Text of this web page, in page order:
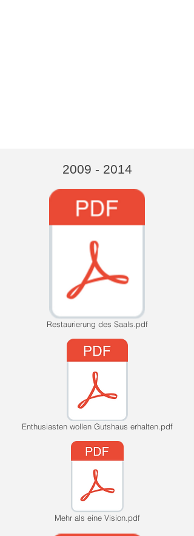
2009 - 2014
Restaurierung des Saals.pdf
Enthusiasten wollen Gutshaus erhalten.pdf
Mehr als eine Vision.pdf